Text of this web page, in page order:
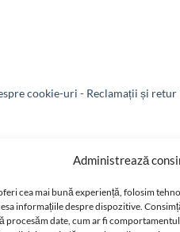
Administrează
cea mai bună experiență, folosim
informațiile despre dispozitive.
procesăm date, cum ar fi
cookie-uri - Reclamații și retur